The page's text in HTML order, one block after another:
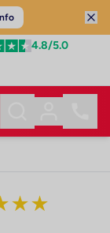
4.8/5.0
★★